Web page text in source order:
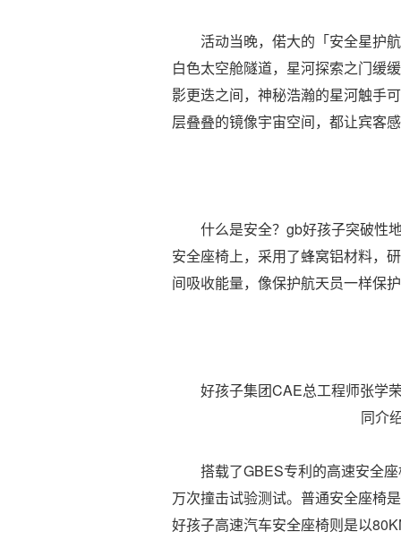
活动当晚，偌大的「安全星护航
白色太空舱隧道，星河探索之门缓
影更迭之间，神秘浩瀚的星河触手
层叠叠的镜像宇宙空间，都让宾客
什么是安全？gb好孩子突破性地
安全座椅上，采用了蜂窝铝材料，
间吸收能量，像保护航天员一样保
好孩子集团CAE总工程师张学荣
同介
搭载了GBES专利的高速安全座
万次撞击试验测试。普通安全座椅
好孩子高速汽车安全座椅则是以